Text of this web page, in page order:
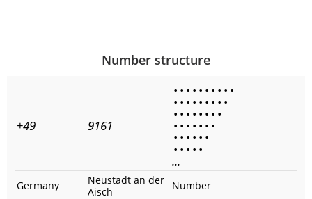
Number structure
+49 9161
• • • • • • • • • •
• • • • • • • • •
• • • • • • • •
• • • • • • •
• • • • • •
• • • • •
...
Germany
Neustadt an der
Aisch
Number